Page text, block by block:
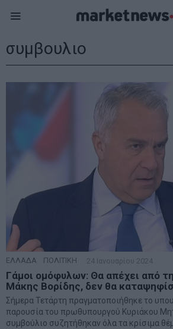
συμβουλιο
ΕΛΛΑΔΑ ΠΟΛΙΤΙΚΗ 24 Ιανουαρίου 2024
Γάμοι ομόφυλων: Θα απέχει από
Μάκης Βορίδης, δεν θα
Σήμερα Τετάρτη πραγματοποιήθηκε το
παρουσία του πρωθυπουργού Κυριάκου
συμβούλιο συζητήθηκαν όλα τα κρίσιμα